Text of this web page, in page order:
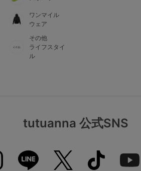
ワンマイル
ウェア
その他
ライフスタイ
ル
tutuanna 公式SNS